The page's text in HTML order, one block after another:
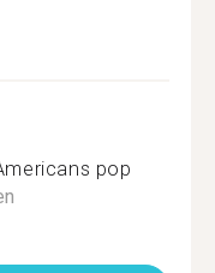
pop